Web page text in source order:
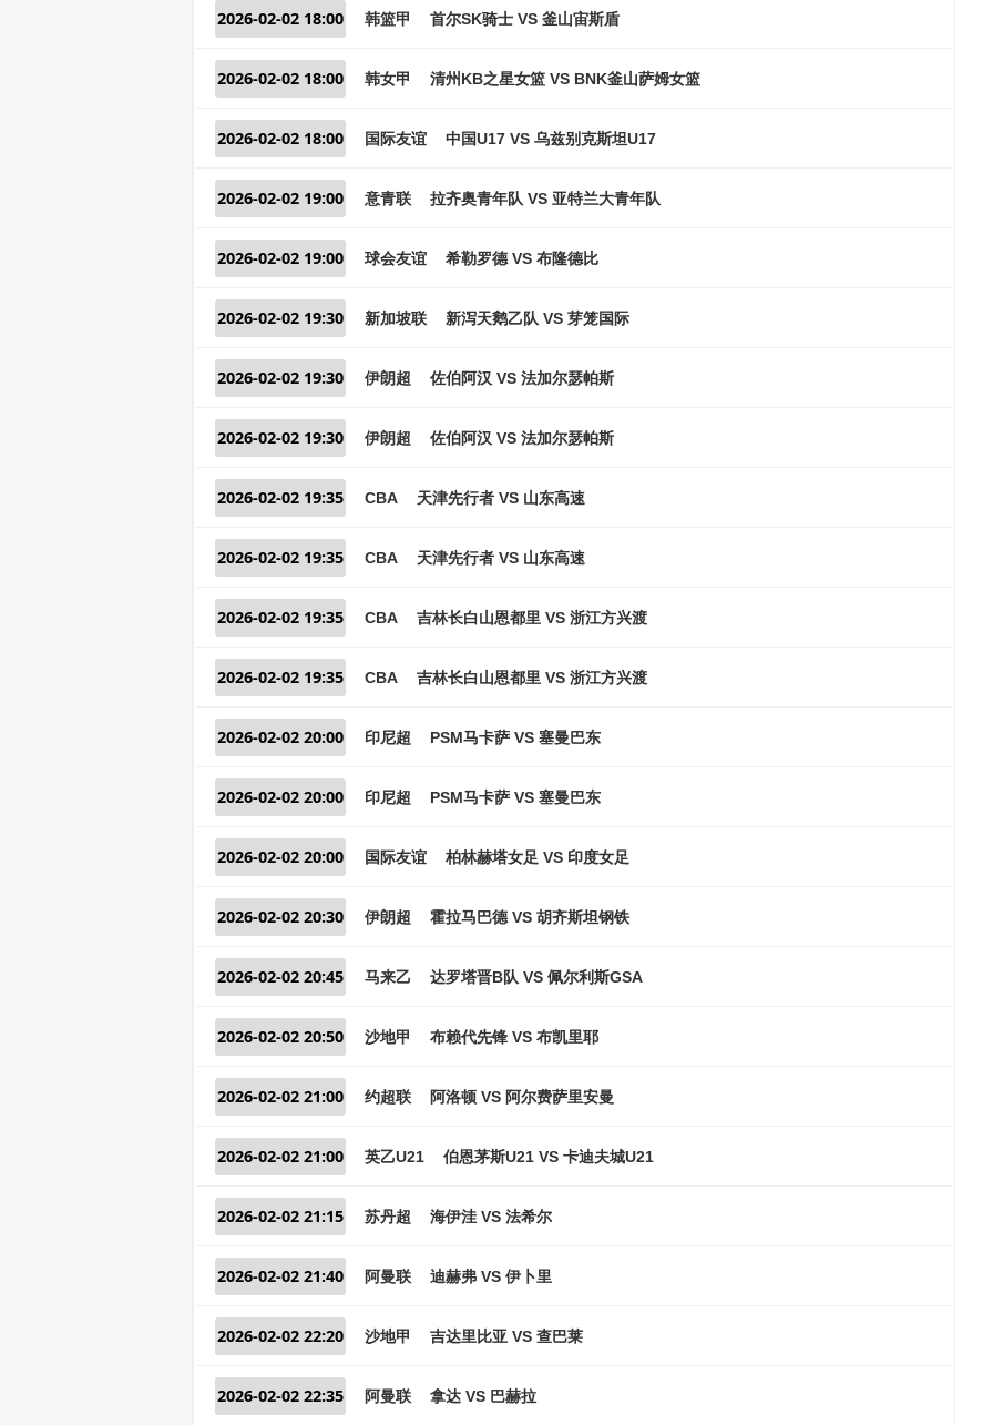
2026-02-02 18:00 韩篮甲 首尔SK骑士 VS 釜山宙斯盾
2026-02-02 18:00 韩女甲 清州KB之星女篮 VS BNK釜山萨姆女篮
2026-02-02 18:00 国际友谊 中国U17 VS 乌兹别克斯坦U17
2026-02-02 19:00 意青联 拉齐奥青年队 VS 亚特兰大青年队
2026-02-02 19:00 球会友谊 希勒罗德 VS 布隆德比
2026-02-02 19:30 新加坡联 新泻天鹅乙队 VS 芽笼国际
2026-02-02 19:30 伊朗超 佐伯阿汉 VS 法加尔瑟帕斯
2026-02-02 19:30 伊朗超 佐伯阿汉 VS 法加尔瑟帕斯
2026-02-02 19:35 CBA 天津先行者 VS 山东高速
2026-02-02 19:35 CBA 天津先行者 VS 山东高速
2026-02-02 19:35 CBA 吉林长白山恩都里 VS 浙江方兴渡
2026-02-02 19:35 CBA 吉林长白山恩都里 VS 浙江方兴渡
2026-02-02 20:00 印尼超 PSM马卡萨 VS 塞曼巴东
2026-02-02 20:00 印尼超 PSM马卡萨 VS 塞曼巴东
2026-02-02 20:00 国际友谊 柏林赫塔女足 VS 印度女足
2026-02-02 20:30 伊朗超 霍拉马巴德 VS 胡齐斯坦钢铁
2026-02-02 20:45 马来乙 达罗塔晋B队 VS 佩尔利斯GSA
2026-02-02 20:50 沙地甲 布赖代先锋 VS 布凯里耶
2026-02-02 21:00 约超联 阿洛顿 VS 阿尔费萨里安曼
2026-02-02 21:00 英乙U21 伯恩茅斯U21 VS 卡迪夫城U21
2026-02-02 21:15 苏丹超 海伊洼 VS 法希尔
2026-02-02 21:40 阿曼联 迪赫弗 VS 伊卜里
2026-02-02 22:20 沙地甲 吉达里比亚 VS 查巴莱
2026-02-02 22:35 阿曼联 拿达 VS 巴赫拉